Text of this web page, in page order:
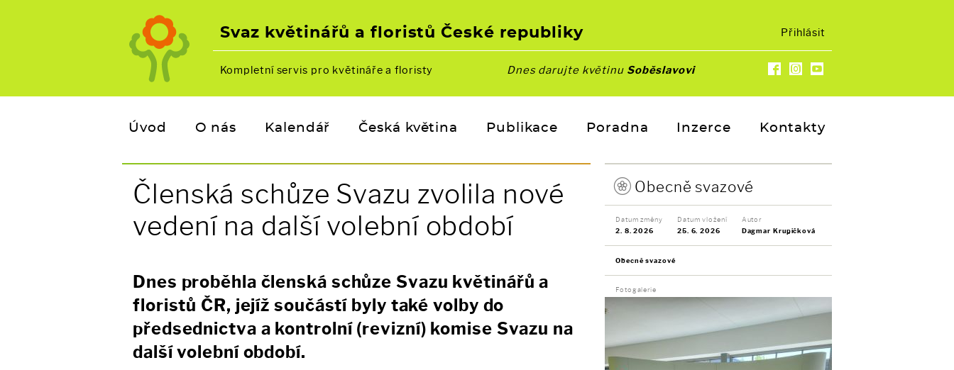
Svaz květinářů a floristů České republiky Přihlásit
Kompletní servis pro květináře a floristy Dnes darujte květinu Soběslavovi
Úvod O nás Kalendář Česká květina Publikace Poradna Inzerce Kontakty
Členská schůze Svazu zvolila nové
vedení na další volební období
Dnes proběhla členská schůze Svazu květinářů a
floristů ČR, jejíž součástí byly také volby do
předsednictva a kontrolní (revizní) komise Svazu na
další volební období.
Obecně svazové
Datum změny
2. 8. 2026
Datum vložení
25. 6. 2026
Autor
Dagmar Krupičková
Obecně svazové
Fotogalerie